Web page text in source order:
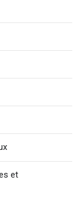
et